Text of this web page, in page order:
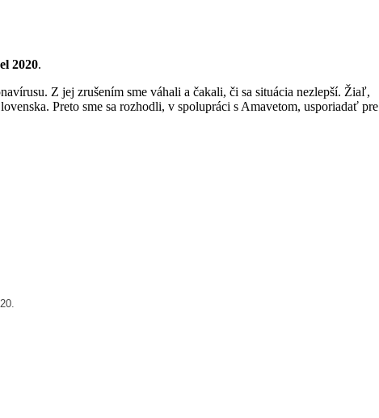
2020.
Z jej zrušením sme váhali a čakali, či sa situácia nezlepší. Žiaľ,
Preto sme sa rozhodli, v spolupráci s Amavetom, usporiadať pre